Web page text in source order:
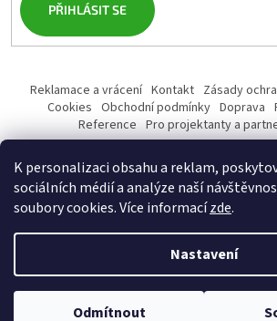
K personalizaci obsahu a reklam,
sociálních médií a analýze naší
soubory cookies. Více informacízde.
Nastavení
Odmítnout
PŘIHLÁSIT SE
Reklamace a vrácení Kontakt Zásady
Cookies Obchodní podmínky Doprava
Reference Pro projektanty a
Copyright 2026profiSANITA.cz. Všechna